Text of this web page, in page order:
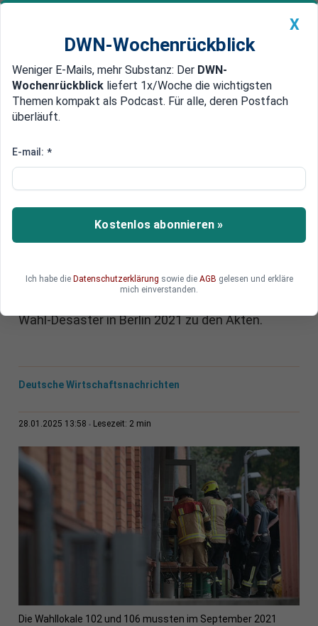
Newsticker MEIN DWN: Geldanlage Premium
Edelmetalle DWN-Magazin China
Berliner Pannenwahl 2021
Verfassungsbeschwerde
erfolglos
reichten Verfassungsbeschwerde ein. Nun legt
Wahl-Desaster in Berlin 2021 zu den Akten.
Deutsche Wirtschaftsnachrichten
28.01.2025 13:58 Lesezeit: 2 min
Die Wahllokale 102 und 106 mussten im September 2021
X
DWN-Wochenrückblick
Weniger E-Mails, mehr Substanz: Der DWN-
Wochenrückblick liefert 1x/Woche die wichtigsten
Themen kompakt als Podcast. Für alle, deren Postfach
überläuft.
E-mail: *
Kostenlos abonnieren »
Ich habe die Datenschutzerklärung sowie die AGB gelesen und erkläre
mich einverstanden.